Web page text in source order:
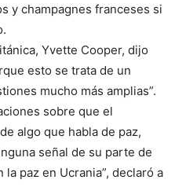
y champagnes franceses si
Yvette Cooper, dijo
esto se trata de un
mucho más amplias”.
sobre que el
algo que habla de paz,
señal de su parte de
paz en Ucrania”, declaró a